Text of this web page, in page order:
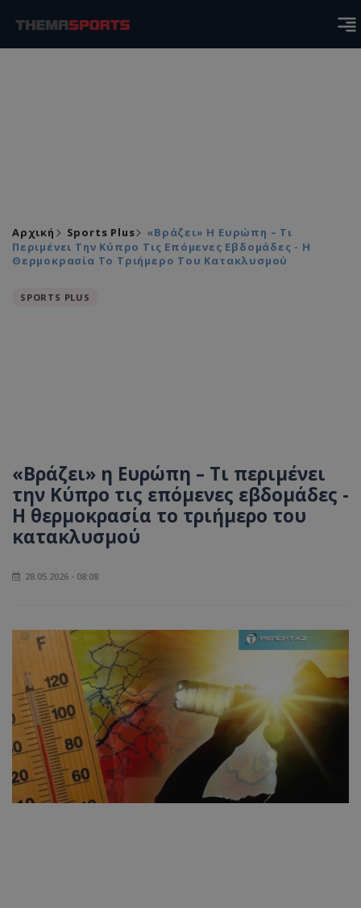
Αρχική Sports Plus
«Βράζει» Η Ευρώπη – Τι
Περιμένει Την Κύπρο Τις Επόμενες Εβδομάδες - Η
Θερμοκρασία Το Τριήμερο Του Κατακλυσμού
SPORTS PLUS
«Βράζει» η Ευρώπη – Τι περιμένει
την Κύπρο τις επόμενες εβδομάδες -
Η θερμοκρασία το τριήμερο του
κατακλυσμού
28.05.2026 - 08:08